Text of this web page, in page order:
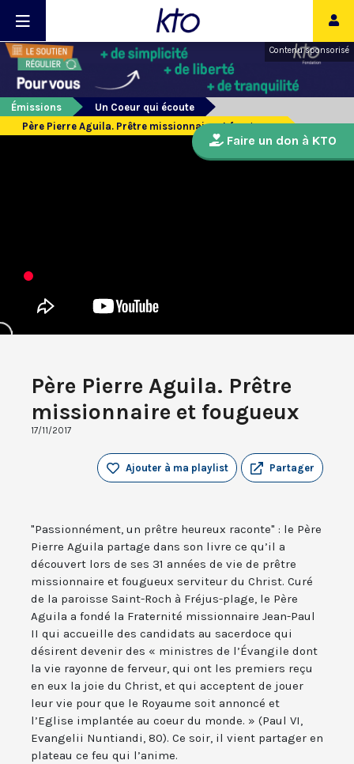
Contenu sponsorisé
Émissions
Un Coeur qui écoute
Père Pierre Aguila. Prêtre missionnaire et fougueux
Père Pierre Aguila. Prêtre
missionnaire et fougueux
17/11/2017
Partager
Ajouter à ma playlist
"Passionnément, un prêtre heureux raconte" : le Père
Pierre Aguila partage dans son livre ce qu’il a
découvert lors de ses 31 années de vie de prêtre
missionnaire et fougueux serviteur du Christ. Curé
de la paroisse Saint-Roch à Fréjus-plage, le Père
Aguila a fondé la Fraternité missionnaire Jean-Paul
II qui accueille des candidats au sacerdoce qui
désirent devenir des « ministres de l’Évangile dont
la vie rayonne de ferveur, qui ont les premiers reçu
en eux la joie du Christ, et qui acceptent de jouer
leur vie pour que le Royaume soit annoncé et
l’Eglise implantée au coeur du monde. » (Paul VI,
Evangelii Nuntiandi, 80). Ce soir, il vient partager en
plateau ce feu qui l’anime.
Faire un don à KTO